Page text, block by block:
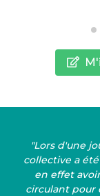
"Lors d'une
collective a
en effet
circulant pour